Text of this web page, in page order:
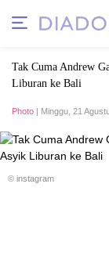
Tak Cuma Andrew
Liburan ke Bali
Photo | Minggu, 21
© instagram